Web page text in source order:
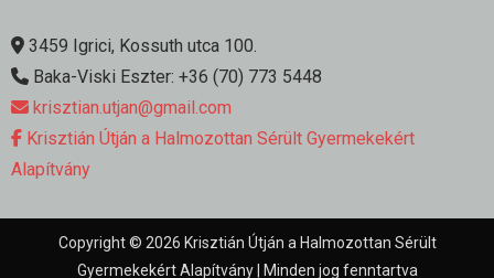
3459 Igrici, Kossuth utca 100.
Baka-Viski Eszter: +36 (70) 773 5448
krisztian.utjan@gmail.com
Krisztián Útján a Halmozottan Sérült Gyermekekért
Alapítvány
Copyright © 2026 Krisztián Útján a Halmozottan Sérült
Gyermekekért Alapítvány | Minden jog fenntartva